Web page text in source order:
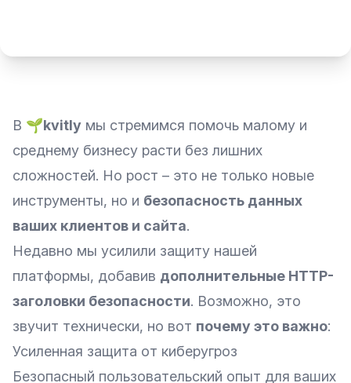
В 🌱kvitly мы стремимся помочь малому и
среднему бизнесу расти без лишних
сложностей. Но рост – это не только новые
инструменты, но и безопасность данных
ваших клиентов и сайта.
Недавно мы усилили защиту нашей
платформы, добавив дополнительные HTTP-
заголовки безопасности. Возможно, это
звучит технически, но вот почему это важно:
Усиленная защита от киберугроз
Безопасный пользовательский опыт для ваших